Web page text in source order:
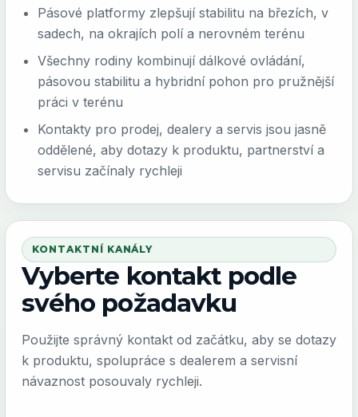
Pásové platformy zlepšují stabilitu na březích, v
sadech, na okrajích polí a nerovném terénu
Všechny rodiny kombinují dálkové ovládání,
pásovou stabilitu a hybridní pohon pro pružnější
práci v terénu
Kontakty pro prodej, dealery a servis jsou jasně
oddělené, aby dotazy k produktu, partnerství a
servisu začínaly rychleji
KONTAKTNÍ KANÁLY
Vyberte kontakt podle
svého požadavku
Použijte správný kontakt od začátku, aby se dotazy
k produktu, spolupráce s dealerem a servisní
návaznost posouvaly rychleji.